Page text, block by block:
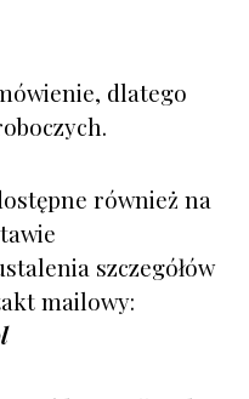
dlatego
również na
szczegółów
mailowy: